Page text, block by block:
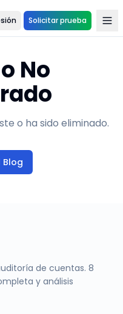
Solicitar prueba
No
o ha sido eliminado.
Blog
de cuentas. 8
y análisis